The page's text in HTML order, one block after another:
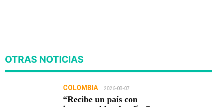
OTRAS NOTICIAS
COLOMBIA 2026-08-07
“Recibe un país con